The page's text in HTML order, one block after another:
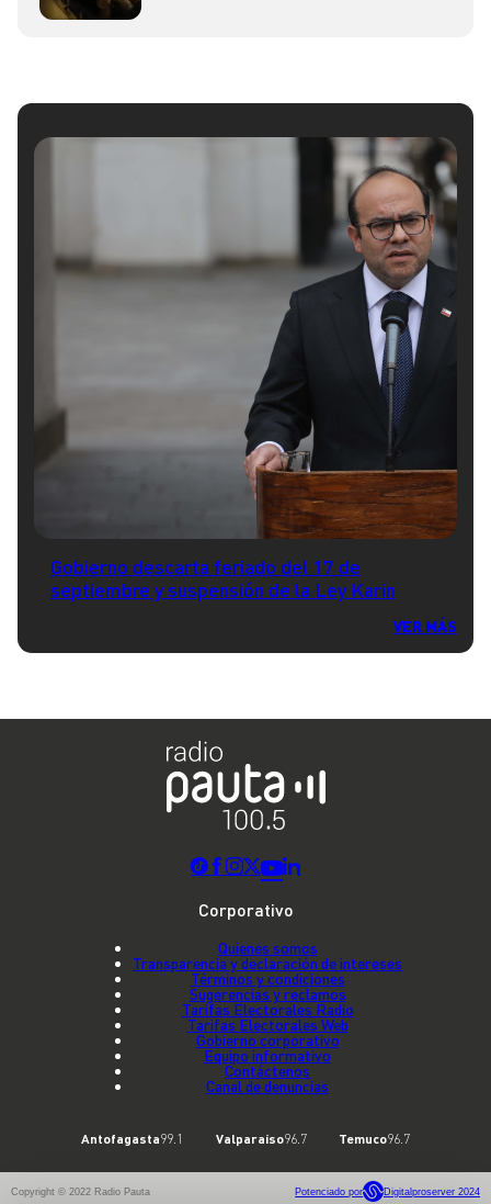
Gobierno descarta feriado del 17 de
septiembre y suspensión de la Ley Karin
VER MÁS
Corporativo
Quienes somos
Transparencia y declaración de intereses
Términos y condiciones
Sugerencias y reclamos
Tarifas Electorales Radio
Tarifas Electorales Web
Gobierno corporativo
Equipo informativo
Contáctenos
Canal de denuncias
Antofagasta99.1 Valparaíso96.7 Temuco96.7
Copyright © 2022 Radio Pauta Potenciado por Digitalproserver 2024